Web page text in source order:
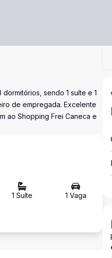
sendo 1 suíte e 1
de empregada. Excelente
ao Shopping Frei Caneca e
1 Suíte 1 Vaga